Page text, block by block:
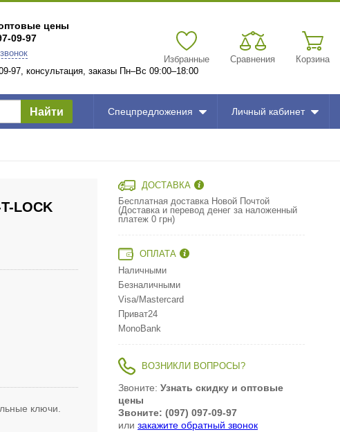
цены
09-97
97, консультация, заказы Пн–Вс 09:00–18:00
Избранные Сравнения Корзина
Найти Спецпредложения Личный кабинет
LOCK
ключи.
ДОСТАВКА
Бесплатная доставка Новой Почтой
(Доставка и перевод денег за наложенный
платеж 0 грн)
ОПЛАТА
Наличными
Безналичными
Visa/Mastercard
Приват24
MonoBank
ВОЗНИКЛИ ВОПРОСЫ?
Звоните: Узнать скидку и оптовые
цены
Звоните: (097) 097-09-97
или закажите обратный звонок